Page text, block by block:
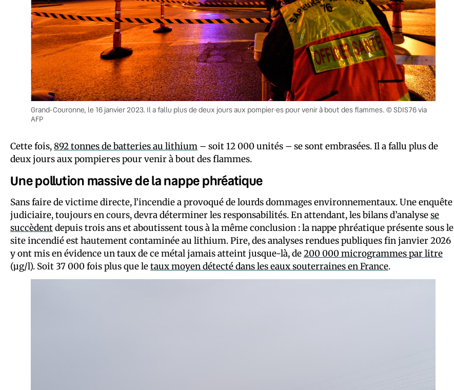
Grand-Couronne, le 16 janvier 2023. Il a fallu plus de deux jours aux pompier·es pour venir à bout des flammes. © SDIS76 via
AFP
Cette fois,892 tonnes de batteries au lithium – soit 12 000 unités – se sont embrasées. Il a fallu plus de
deux jours aux pompier·es pour venir à bout des flammes.
Une pollution massive de la nappe phréatique
Sans faire de victime directe, l’incendie a provoqué de lourds dommages environnementaux. Une enquête
judiciaire, toujours en cours, devra déterminer les responsabilités. En attendant, les bilans d’analysese
succèdentdepuis trois ans et aboutissent tous à la même conclusion : la nappe phréatique présente sous le
site incendié est hautement contaminée au lithium. Pire, des analyses rendues publiques fin janvier 2026
y ont mis en évidence un taux de ce métal jamais atteint jusque-là, de200 000 microgrammes par litre
(µg/l). Soit 37 000 fois plus que letaux moyen détecté dans les eaux souterraines en France.